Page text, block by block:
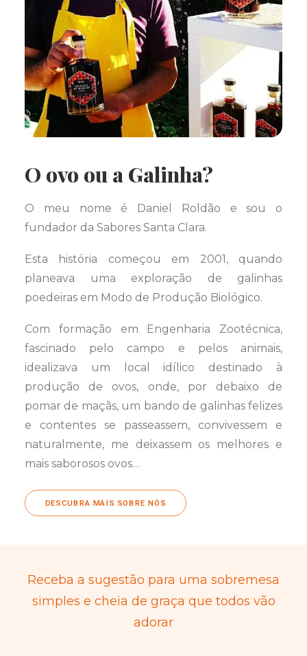
O ovo ou a Galinha?
O meu nome é Daniel Roldão e sou o
fundador da Sabores Santa Clara.
Esta história começou em 2001, quando
planeava uma exploração de galinhas
poedeiras em Modo de Produção Biológico.
Com formação em Engenharia Zootécnica,
fascinado pelo campo e pelos animais,
idealizava um local idílico destinado à
produção de ovos, onde, por debaixo de
pomar de maçãs, um bando de galinhas felizes
e contentes se passeassem, convivessem e
naturalmente, me deixassem os melhores e
mais saborosos ovos…
DESCUBRA MAIS SOBRE NÓS
Receba a sugestão para uma sobremesa
simples e cheia de graça que todos vão
adorar